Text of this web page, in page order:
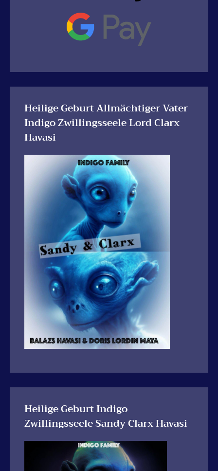
Heilige Geburt Allmächtiger Vater
Indigo Zwillingsseele Lord Clarx
Havasi
Heilige Geburt Indigo
Zwillingsseele Sandy Clarx Havasi